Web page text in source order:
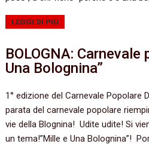
LEGGI DI PIÙ
BOLOGNA:
Una Bolognina”
1° edizione del Carnevale Popolare
parata del carnevale popolare
vie della Blognina! Udite udite! Si
un tema!”Mille e Una Bolognina”!